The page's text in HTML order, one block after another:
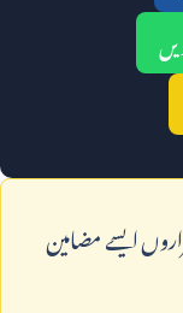
ايسے مضامين